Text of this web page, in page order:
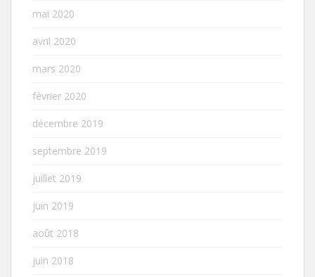
mai 2020
avril 2020
mars 2020
février 2020
décembre 2019
septembre 2019
juillet 2019
juin 2019
août 2018
juin 2018